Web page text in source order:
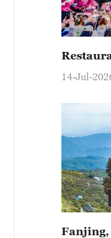
14-Jul-
Fanjing,